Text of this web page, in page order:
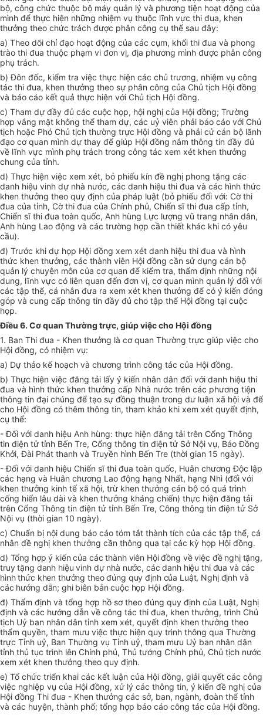
bộ, công chức thuộc bộ máy quản lý và phương tiện hoạt động của
mình để thực hiện những nhiệm vụ thuộc lĩnh vực thi đua, khen
thưởng theo chức trách được phân công cụ thể sau đây:
a) Theo dõi chỉ đạo hoạt động của các cụm, khối thi đua và phong
trào thi đua thuộc phạm vi đơn vị, địa phương mình được phân công
phụ trách.
b) Đôn đốc, kiểm tra việc thực hiện các chủ trương, nhiệm vụ công
tác thi đua, khen thưởng theo sự phân công của Chủ tịch Hội đồng
và báo cáo kết quả thực hiện với Chủ tịch Hội đồng.
c) Tham dự đầy đủ các cuộc họp, hội nghị của Hội đồng; Trường
hợp vắng mặt không thể tham dự, các uỷ viên phải báo cáo với Chủ
tịch hoặc Phó Chủ tịch thường trực Hội đồng và phải cử cán bộ lãnh
đạo cơ quan mình dự thay để giúp Hội đồng nắm thông tin đầy đủ
về lĩnh vực mình phụ trách trong công tác xem xét khen thưởng
chung của tỉnh.
d) Thực hiện việc xem xét, bỏ phiếu kín đề nghị phong tặng các
danh hiệu vinh dự nhà nước, các danh hiệu thi đua và các hình thức
khen thưởng theo quy định của pháp luật (bỏ phiếu đối với: Cờ thi
đua của tỉnh, Cờ thi đua của Chính phủ, Chiến sĩ thi đua cấp tỉnh,
Chiến sĩ thi đua toàn quốc, Anh hùng Lực lượng vũ trang nhân dân,
Anh hùng Lao động và các trường hợp cần thiết khác khi có yêu
cầu).
đ) Trước khi dự họp Hội đồng xem xét danh hiệu thi đua và hình
thức khen thưởng, các thành viên Hội đồng cần sử dụng cán bộ
quản lý chuyên môn của cơ quan để kiểm tra, thẩm định những nội
dung, lĩnh vực có liên quan đến đơn vị, cơ quan mình quản lý đối với
các tập thể, cá nhân đưa ra xem xét khen thưởng để có ý kiến đóng
góp và cung cấp thông tin đầy đủ cho tập thể Hội đồng tại cuộc
họp.
Điều 6. Cơ quan Thường trực, giúp việc cho Hội đồng
1. Ban Thi đua - Khen thưởng là cơ quan Thường trực giúp việc cho
Hội đồng, có nhiệm vụ:
a) Dự thảo kế hoạch và chương trình công tác của Hội đồng.
b) Thực hiện việc đăng tải lấy ý kiến nhân dân đối với danh hiệu thi
đua và hình thức khen thưởng cấp Nhà nước trên các phương tiện
thông tin đại chúng để tạo sự đồng thuận trong dư luận xã hội và để
cho Hội đồng có thêm thông tin, tham khảo khi xem xét quyết định,
cụ thể:
- Đối với danh hiệu Anh hùng: thực hiện đăng tải trên Cổng Thông
tin điện tử tỉnh Bến Tre, Cổng thông tin điện tử Sở Nội vụ, Báo Đồng
Khởi, Đài Phát thanh và Truyền hình Bến Tre (thời gian 15 ngày).
- Đối với danh hiệu Chiến sĩ thi đua toàn quốc, Huân chương Độc lập
các hạng và Huân chương Lao động hạng Nhất, hạng Nhì (đối với
khen thưởng kinh tế xã hội, trừ khen thưởng cán bộ có quá trình
cống hiến lâu dài và khen thưởng kháng chiến) thực hiện đăng tải
trên Cổng Thông tin điện tử tỉnh Bến Tre, Công thông tin điện tử Sở
Nội vụ (thời gian 10 ngày).
c) Chuẩn bị nội dung báo cáo tóm tắt thành tích của các tập thể, cá
nhân đề nghị khen thưởng cần thông qua tại các kỳ họp Hội đồng.
d) Tổng hợp ý kiến của các thành viên Hội đồng về việc đề nghị tặng,
truy tặng danh hiệu vinh dự nhà nước, các danh hiệu thi đua và các
hình thức khen thưởng theo đúng quy định của Luật, Nghị định và
các hướng dẫn; ghi biên bản cuộc họp Hội đồng.
đ) Thẩm định và tổng hợp hồ sơ theo đúng quy định của Luật, Nghị
định và các hướng dẫn về công tác thi đua, khen thưởng, trình Chủ
tịch Uỷ ban nhân dân tỉnh xem xét, quyết định khen thưởng theo
thẩm quyền, tham mưu việc thực hiện quy trình thông qua Thường
trực Tỉnh uỷ, Ban Thường vụ Tỉnh uỷ, tham mưu Uỷ ban nhân dân
tỉnh thủ tục trình lên Chính phủ, Thủ tướng Chính phủ, Chủ tịch nước
xem xét khen thưởng theo quy định.
e) Tổ chức triển khai các kết luận của Hội đồng, giải quyết các công
việc nghiệp vụ của Hội đồng, xử lý các thông tin, ý kiến đề nghị của
Hội đồng Thi đua - Khen thưởng các sở, ban, ngành, đoàn thể tỉnh
và các huyện, thành phố; tổng hợp báo cáo công tác của Hội đồng.